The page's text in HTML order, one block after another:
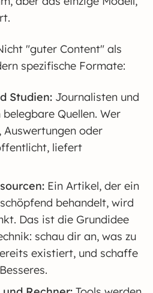
"guter Content" als
spezifische Formate:
Studien: Journalisten und
Quellen. Wer
oder
liefert
Ein Artikel, der ein
behandelt, wird
Das ist die Grundidee
schau dir an, was zu
existiert, und schaffe